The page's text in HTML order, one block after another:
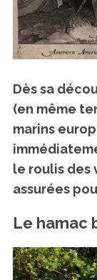
Dès sa
(en même
marins
le roulis des
assurées
Le hamac